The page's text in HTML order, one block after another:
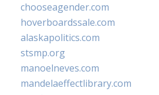
chooseagender.com
hoverboardssale.com
alaskapolitics.com
stsmp.org
manoelneves.com
mandelaeffectlibrary.com